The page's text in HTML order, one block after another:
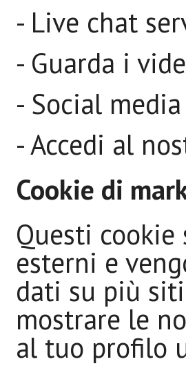
- Live chat
- Guarda i
- Social
- Accedi al
Cookie di
Questi
esterni e
dati su più
mostrare le
al tuo profilo